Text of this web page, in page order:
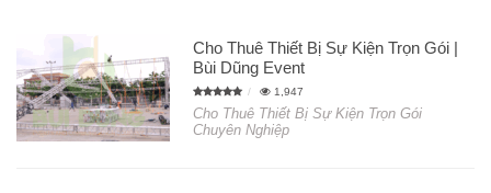
Cho Thuê Thiết Bị Sự Kiện Trọn Gói |
Bùi Dũng Event
1,947
Cho Thuê Thiết Bị Sự Kiện Trọn Gói
Chuyên Nghiệp